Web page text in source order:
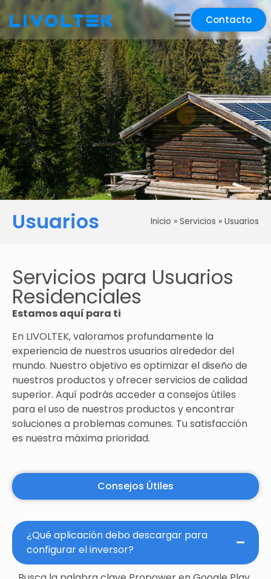
Contacto
Usuarios Inicio » Servicios » Usuarios
Servicios para Usuarios
Residenciales
Estamos aquí para ti
En LIVOLTEK, valoramos profundamente la
experiencia de nuestros usuarios alrededor del
mundo. Nuestro objetivo es optimizar el diseño de
nuestros productos y ofrecer servicios de calidad
superior. Aquí podrás acceder a consejos útiles
para el uso de nuestros productos y encontrar
soluciones a problemas comunes. Tu satisfacción
es nuestra máxima prioridad.
Consejos Útiles
¿Qué aplicación debo descargar para
configurar el inversor?